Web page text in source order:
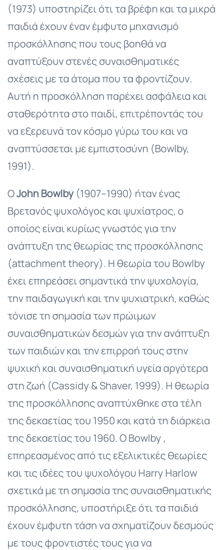
(1973) υποστηρίζει ότι τα βρέφη και τα μικρά
παιδιά έχουν έναν έμφυτο μηχανισμό
προσκόλλησης που τους βοηθά να
αναπτύξουν στενές συναισθηματικές
σχέσεις με τα άτομα που τα φροντίζουν.
Αυτή η προσκόλληση παρέχει ασφάλεια και
σταθερότητα στο παιδί, επιτρέποντάς του
να εξερευνά τον κόσμο γύρω του και να
αναπτύσσεται με εμπιστοσύνη (Bowlby,
1991).
ΟJohn Bowlby (1907–1990) ήταν ένας
Βρετανός ψυχολόγος και ψυχίατρος, ο
οποίος είναι κυρίως γνωστός για την
ανάπτυξη της θεωρίας της προσκόλλησης
(attachment theory). Η θεωρία του Bowlby
έχει επηρεάσει σημαντικά την ψυχολογία,
την παιδαγωγική και την ψυχιατρική, καθώς
τόνισε τη σημασία των πρώιμων
συναισθηματικών δεσμών για την ανάπτυξη
των παιδιών και την επιρροή τους στην
ψυχική και συναισθηματική υγεία αργότερα
στη ζωή (Cassidy & Shaver, 1999). Η θεωρία
της προσκόλλησης αναπτύχθηκε στα τέλη
της δεκαετίας του 1950 και κατά τη διάρκεια
της δεκαετίας του 1960. Ο Bowlby ,
επηρεασμένος από τις εξελικτικές θεωρίες
και τις ιδέες του ψυχολόγου Harry Harlow
σχετικά με τη σημασία της συναισθηματικής
προσκόλλησης, υποστήριξε ότι τα παιδιά
έχουν έμφυτη τάση να σχηματίζουν δεσμούς
με τους φροντιστές τους για να